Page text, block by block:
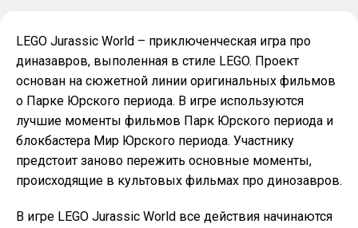
LEGO Jurassic World – приключенческая игра про
диназавров, выполенная в стиле LEGO. Проект
основан на сюжетной линии оригинальных фильмов
о Парке Юрского периода. В игре используются
лучшие моменты фильмов Парк Юрского периода и
блокбастера Мир Юрского периода. Участнику
предстоит заново пережить основные моменты,
происходящие в культовых фильмах про динозавров.
В игре LEGO Jurassic World все действия начинаются